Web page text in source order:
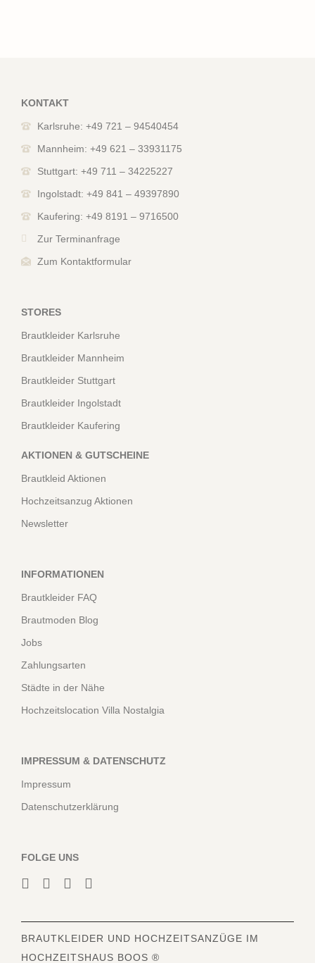
KONTAKT
Karlsruhe: +49 721 – 94540454
Mannheim: +49 621 – 33931175
Stuttgart: +49 711 – 34225227
Ingolstadt: +49 841 – 49397890
Kaufering: +49 8191 – 9716500
Zur Terminanfrage
Zum Kontaktformular
STORES
Brautkleider Karlsruhe
Brautkleider Mannheim
Brautkleider Stuttgart
Brautkleider Ingolstadt
Brautkleider Kaufering
AKTIONEN & GUTSCHEINE
Brautkleid Aktionen
Hochzeitsanzug Aktionen
Newsletter
INFORMATIONEN
Brautkleider FAQ
Brautmoden Blog
Jobs
Zahlungsarten
Städte in der Nähe
Hochzeitslocation Villa Nostalgia
IMPRESSUM & DATENSCHUTZ
Impressum
Datenschutzerklärung
FOLGE UNS
BRAUTKLEIDER UND HOCHZEITSANZÜGE IM
HOCHZEITSHAUS BOOS ®